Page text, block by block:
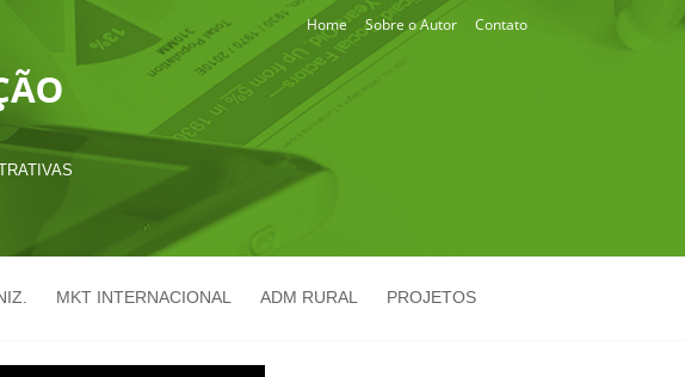
Home Sobre o Autor Contato
MKT INTERNACIONAL ADM RURAL PROJETOS